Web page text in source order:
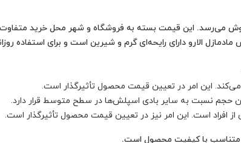
به فروش می‌رسد. این قیمت بسته به فروشگاه و شهر محل خرید
الارو دارای رایحه‌ای گرم و شیرین است و برای استفاده
این امر در تعیین قیمت محصول تأثیرگذار است.
افراد است. این امر نیز در تعیین قیمت محصول تأثیرگذار است.
متناسب با کیفیت محصول است.